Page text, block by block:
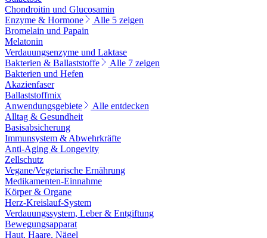
Chondroitin und Glucosamin
Enzyme & Hormone
Alle 5 zeigen
Bromelain und Papain
Melatonin
Verdauungsenzyme und Laktase
Bakterien & Ballaststoffe
Alle 7 zeigen
Bakterien und Hefen
Akazienfaser
Ballaststoffmix
Anwendungsgebiete
Alle entdecken
Alltag & Gesundheit
Basisabsicherung
Immunsystem & Abwehrkräfte
Anti-Aging & Longevity
Zellschutz
Vegane/Vegetarische Ernährung
Medikamenten-Einnahme
Körper & Organe
Herz-Kreislauf-System
Verdauungssystem, Leber & Entgiftung
Bewegungsapparat
Haut, Haare, Nägel